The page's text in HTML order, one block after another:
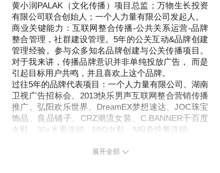
集体价值。
这种集体价值社群由内对外，不仅限于传播或者销售
转化！中国经济的大体下行改变了企业对营销转化的
要求，强关系传播会是下一个议题！社群媒体即将到
来！
在这样的情况下，需要客户维护，销售渠道开拓的各
种行业容易遭遇：
客户拓展无无力；
销售渠道拓展无力；
营销内容无人关注。
我在一个人力量有限公司（跨界精英资源平台）创始
找到200w金额的项目，群活动2天时间筹到6位数的资
黄小润PALAK（文化传播）项目总监；万物生长投资
有限公司联合创始人；一个人力量有限公司发起人。
商业关键能力：互联网整合传播-公共关系运营-品牌
整合管理，社群建设管理。5年的公关互动&品牌创建
管理经验。参与众多知名品牌创建与公关传播项目。
对于我来讲，传播品牌意识并非单纯投放广告， 而是
引起目标用户共鸣，并且喜欢上这个品牌。
过往5年的品牌代表项目：一个人力量有限公司、湖南
卫视广告招标会、2013快乐男声互联网整合营销传播
推广、弘阳欢乐世界、DreamEX梦想速达、JOC珠宝
饰品、良品铺子、CRZ潮流女装、C.BANNER千百度
展开全部